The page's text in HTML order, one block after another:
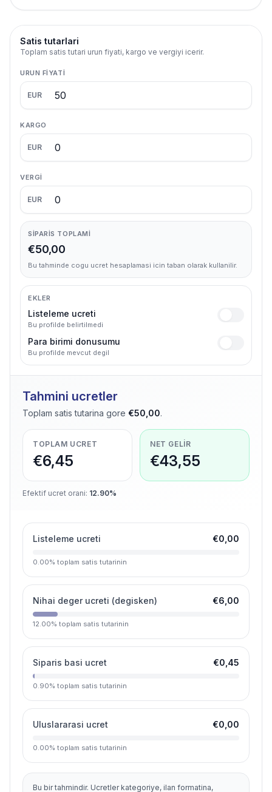
Satis tutarlari
Toplam satis tutari urun fiyati, kargo ve vergiyi icerir.
URUN FIYATI
EUR
KARGO
EUR
VERGI
EUR
SIPARIS TOPLAMI
€50,00
Bu tahminde cogu ucret hesaplamasi icin taban olarak kullanilir.
EKLER
Listeleme ucreti
Bu profilde belirtilmedi
Para birimi donusumu
Bu profilde mevcut degil
Tahmini ucretler
Toplam satis tutarina gore €50,00.
TOPLAM UCRET
€6,45
NET GELIR
€43,55
Efektif ucret orani: 12.90%
Listeleme ucreti €0,00
0.00% toplam satis tutarinin
Nihai deger ucreti (degisken) €6,00
12.00% toplam satis tutarinin
Siparis basi ucret €0,45
0.90% toplam satis tutarinin
Uluslararasi ucret €0,00
0.00% toplam satis tutarinin
Bu bir tahmindir. Ucretler kategoriye, ilan formatina,